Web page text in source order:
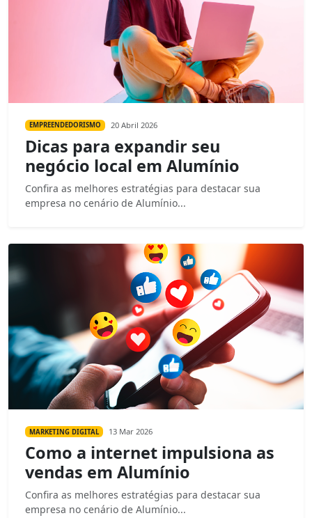
EMPREENDEDORISMO 20 Abril 2026
Dicas para expandir seu
negócio local em Alumínio
Confira as melhores estratégias para destacar sua
empresa no cenário de Alumínio...
MARKETING DIGITAL 13 Mar 2026
Como a internet impulsiona as
vendas em Alumínio
Confira as melhores estratégias para destacar sua
empresa no cenário de Alumínio...